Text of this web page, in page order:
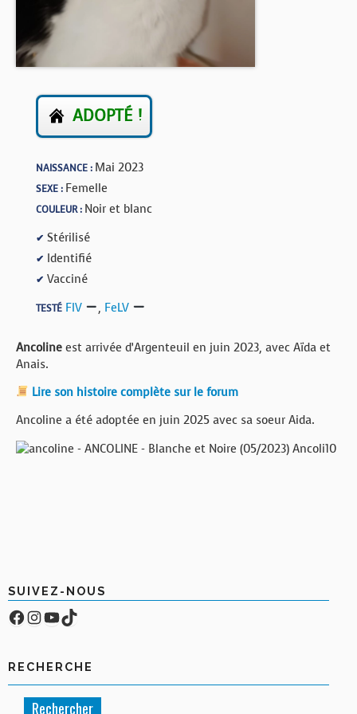
BOUTIQUE
FORUM
ADOPTÉ !
NAISSANCE : Mai 2023
SEXE : Femelle
COULEUR : Noir et blanc
✔ Stérilisé
✔ Identifié
✔ Vacciné
TESTÉ FIV , FeLV
Ancoline est arrivée d’Argenteuil en juin 2023, avec Aïda et
Anais.
Lire son histoire complète sur le forum
Ancoline a été adoptée en juin 2025 avec sa soeur Aida.
SUIVEZ-NOUS
Facebook
Compte Instagram
YouTube
TikTok
RECHERCHE
Rechercher :